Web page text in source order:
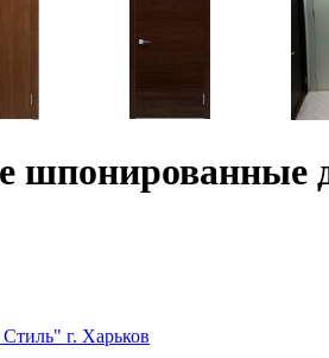
г. Харьков